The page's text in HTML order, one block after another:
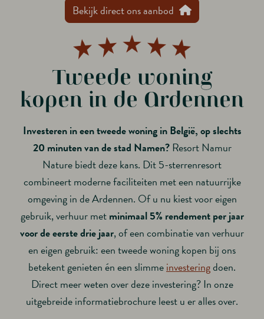
Bekijk direct ons aanbod
Tweede woning
kopen in de Ardennen
Investeren in een tweede woning in België, op slechts
20 minuten van de stad Namen?Resort Namur
Nature biedt deze kans. Dit 5-sterrenresort
combineert moderne faciliteiten met een natuurrijke
omgeving in de Ardennen. Of u nu kiest voor eigen
gebruik, verhuur metminimaal 5% rendement per jaar
voor de eerste drie jaar, of een combinatie van verhuur
en eigen gebruik: een tweede woning kopen bij ons
betekent genieten én een slimmeinvesteringdoen.
Direct meer weten over deze investering? In onze
uitgebreide informatiebrochure leest u er alles over.